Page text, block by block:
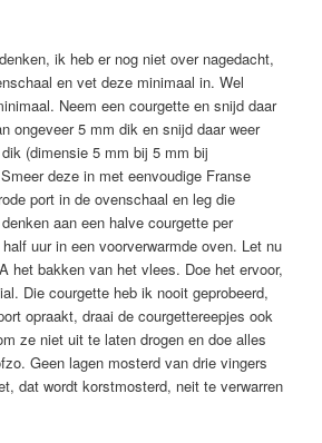
ik heb er nog niet over nagedacht,
en vet deze minimaal in. Wel
Neem een courgette en snijd daar
ongeveer 5 mm dik en snijd daar weer
(dimensie 5 mm bij 5 mm bij
deze in met eenvoudige Franse
port in de ovenschaal en leg die
aan een halve courgette per
uur in een voorverwarmde oven. Let nu
het bakken van het vlees. Doe het ervoor,
Die courgette heb ik nooit geprobeerd,
opraakt, draai de courgettereepjes ook
ze niet uit te laten drogen en doe alles
Geen lagen mosterd van drie vingers
dat wordt korstmosterd, neit te verwarren